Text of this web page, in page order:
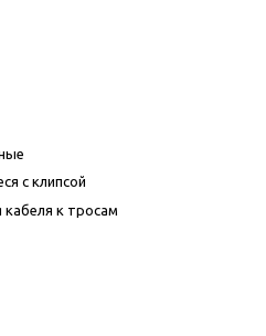
с клипсой
к тросам